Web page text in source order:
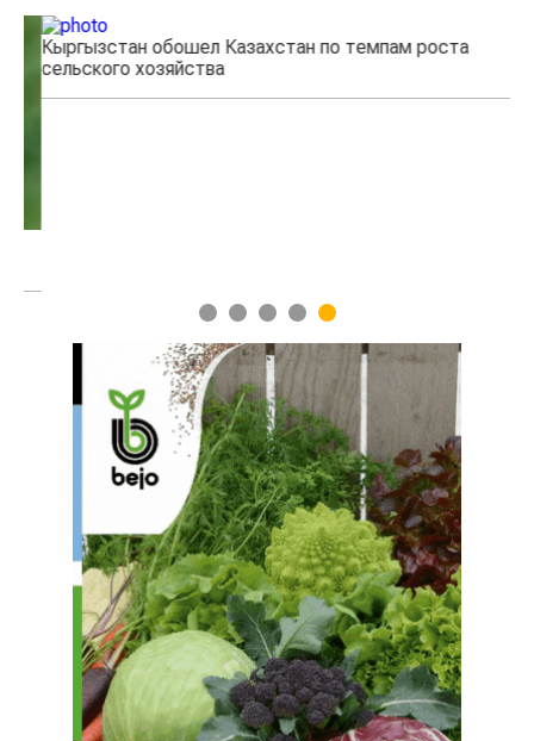
Кыргызстан обошел Казахстан по темпам роста
сельского хозяйства
1 2 3 4 5